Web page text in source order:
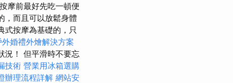
按摩前最好先吃一頓便
，而且可以放鬆身體
式按摩為基礎的，只
外婚禮外燴解決方案
況！ 但平滑時不要忘
技術 營業用冰箱選購
辦理流程詳解 網站安